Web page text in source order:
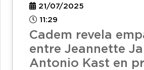
21/07/2025
11:29
Cadem revela
entre Jeannette
Antonio Kast en